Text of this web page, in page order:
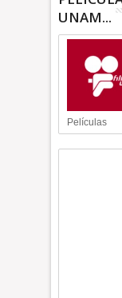
UNAM...
Películas